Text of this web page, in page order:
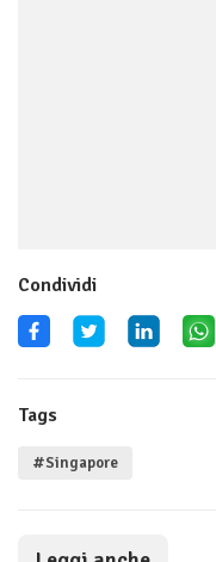
Condividi
Tags
#Singapore